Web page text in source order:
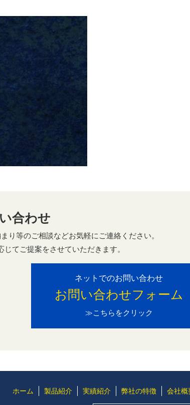
合わせ
り等のご相談などお気軽にご連絡ください。
てご提案をさせていただきます。
ネットでのお問い合わせ
お問い合わせフォーム
≫こちらをクリック
ホーム 製品紹介 実績紹介 弊社の特徴 会社概